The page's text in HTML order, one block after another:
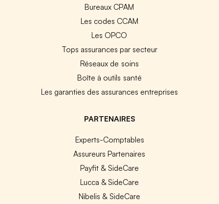
Bureaux CPAM
Les codes CCAM
Les OPCO
Tops assurances par secteur
Réseaux de soins
Boîte à outils santé
Les garanties des assurances entreprises
PARTENAIRES
Experts-Comptables
Assureurs Partenaires
Payfit & SideCare
Lucca & SideCare
Nibelis & SideCare